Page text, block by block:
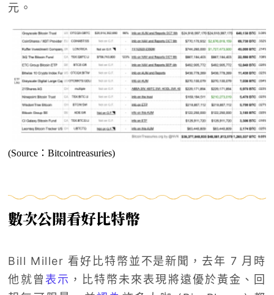
元。
(Source：Bitcointreasuries)
數次公開看好比特幣
Bill Miller 看好比特幣並不是新聞，去年 7 月時
他就曾 表示 ，比特幣未來表現將遠優於黃金、回